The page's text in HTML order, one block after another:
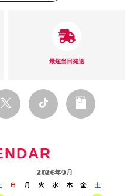
最短当日発送
2026年9月
日 月 火 水 木 金
土